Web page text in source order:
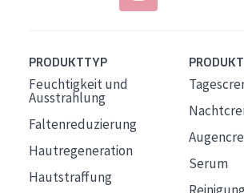
PRODUKTTYP
Feuchtigkeit und
Ausstrahlung
Faltenreduzierung
Hautregeneration
Hautstraffung
Serum